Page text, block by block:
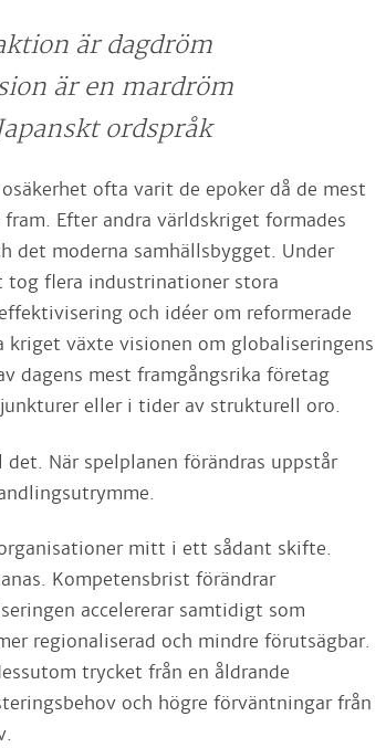
är dagdröm
är en mardröm
ordspråk
ofta varit de epoker då de mest
Efter andra världskriget formades
det moderna samhällsbygget. Under
flera industrinationer stora
och idéer om reformerade
kriget växte visionen om globaliseringens
dagens mest framgångsrika företag
eller i tider av strukturell oro.
När spelplanen förändras uppstår
mitt i ett sådant skifte.
Kompetensbrist förändrar
accelererar samtidigt som
regionaliserad och mindre förutsägbar.
trycket från en åldrande
och högre förväntningar från